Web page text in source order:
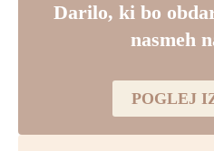
Darilo, ki bo
nasmeh
POGLEJ